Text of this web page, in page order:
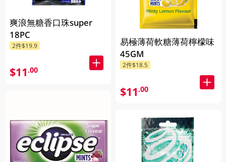
爽浪無糖香口珠super
18PC
2件$19.9
$11.00
易極薄荷軟糖薄荷檸檬味
45GM
2件$18.5
$11.00